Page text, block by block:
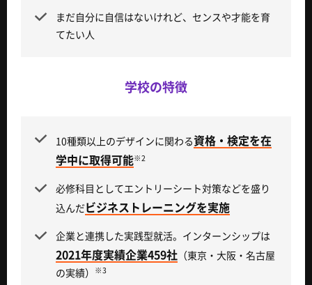
まだ自分に自信はないけれど、センスや才能を育
てたい人
学校の特徴
10種類以上のデザインに関わる資格・検定を在
学中に取得可能※2
必修科目としてエントリーシート対策などを盛り
込んだビジネストレーニングを実施
企業と連携した実践型就活。インターンシップは
2021年度実績企業459社 （東京・大阪・名古屋
の実績）
※3